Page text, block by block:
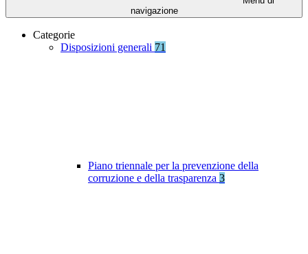
navigazione
Categorie
Disposizioni generali 71
Piano triennale per la prevenzione della
corruzione e della trasparenza 3